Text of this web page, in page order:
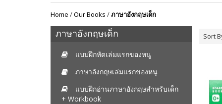
Home /Our Books /ภาษาอังกฤษเด็ก
ภาษาอังกฤษเด็ก
แบบฝึกหัดเล่มแรกของหนู
ภาษาอังกฤษเล่มแรกของหนู
แบบฝึกอ่านภาษาอังกฤษสำหรับเด็ก
+ Workbook
Sort